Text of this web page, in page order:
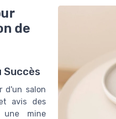
de
Succès
d'un salon
avis des
mine